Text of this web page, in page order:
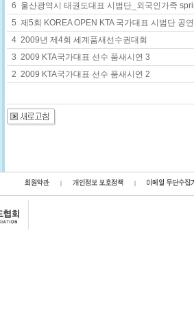
6 울산광역시 태권도대표 시범단_외국인가족
5 제5회 KOREA OPEN KTA 국가대표 시범단 공연
4 2009년 제4회 세계품새선수권대회
3 2009 KTA국가대표 선수 품새시연 3
2 2009 KTA국가대표 선수 품새시연 2